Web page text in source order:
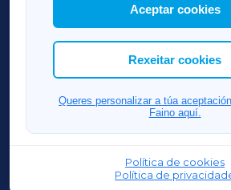
Así mesmo, podes personalizar a
cookies que desexas permitir.
Aceptar cookies
Rexeitar cookies
Queres personalizar a túa
Faino aquí.
Política de cookies
Política de
RIBEIRASACRAXA
ACORUÑAXA
FERROLXA
OURENSEXA